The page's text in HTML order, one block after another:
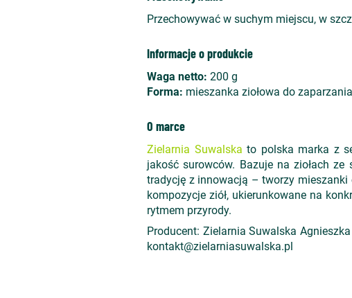
Przechowywać w suchym miejscu, w
Informacje o produkcie
Waga netto: 200 g
Forma: mieszanka ziołowa do zaparzania
O marce
Zielarnia Suwalska to polska marka z
jakość surowców. Bazuje na ziołach
tradycję z innowacją – tworzy mieszanki
kompozycje ziół, ukierunkowane na
rytmem przyrody.
Producent: Zielarnia Suwalska
kontakt@zielarniasuwalska.pl